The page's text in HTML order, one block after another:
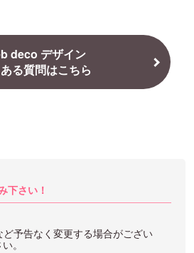
deco デザイン
る質問はこちら
下さい！
予告なく変更する場合がござい
。